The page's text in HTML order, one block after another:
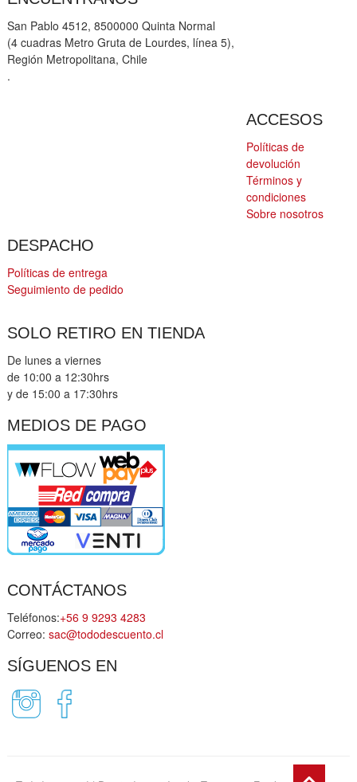
San Pablo 4512, 8500000 Quinta Normal
(4 cuadras Metro Gruta de Lourdes, línea 5),
Región Metropolitana, Chile
.
ACCESOS
Políticas de
devolución
Términos y
condiciones
Sobre nosotros
DESPACHO
Políticas de entrega
Seguimiento de pedido
SOLO RETIRO EN TIENDA
De lunes a viernes
de 10:00 a 12:30hrs
y de 15:00 a 17:30hrs
MEDIOS DE PAGO
CONTÁCTANOS
Teléfonos:+56 9 9293 4283
Correo: sac@tododescuento.cl
SÍGUENOS EN
Go